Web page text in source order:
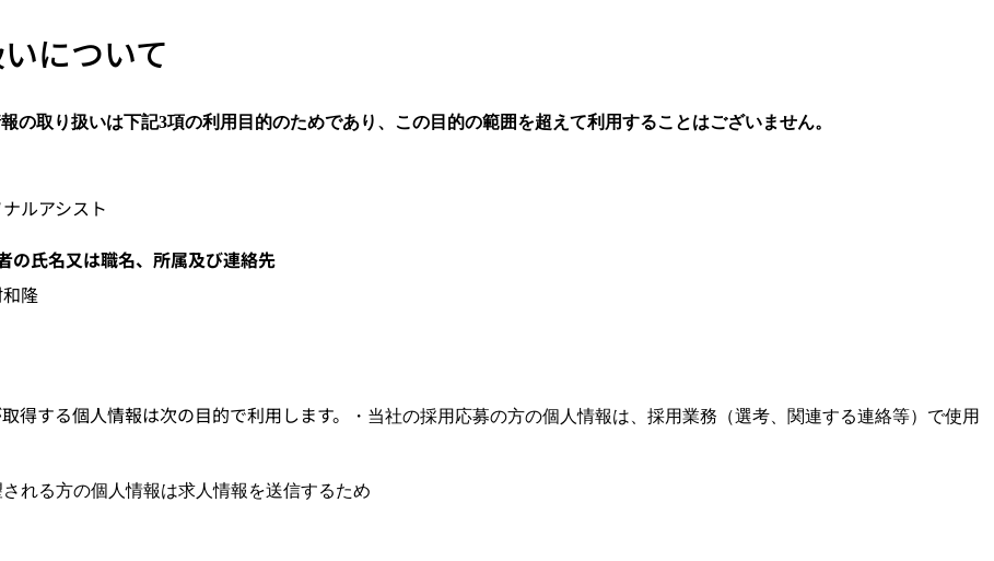
について
の取り扱いは下記3項の利用目的のためであり、この目的の範囲を超えて利用することはございません。
ルアシスト
の氏名又は職名、所属及び連絡先
隆
得する個人情報は次の目的で利用します。
・当社の採用応募の方の個人情報は、採用業務（選考、関連する連絡等）で使用
れる方の個人情報は求人情報を送信するため